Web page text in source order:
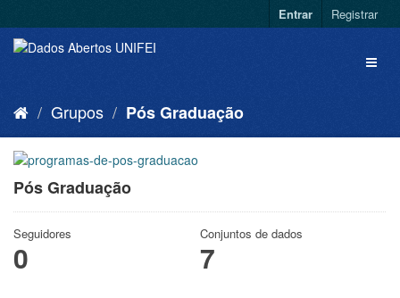
Entrar Registrar
Grupos Pós Graduação
Pós Graduação
Seguidores
0
Conjuntos de dados
7